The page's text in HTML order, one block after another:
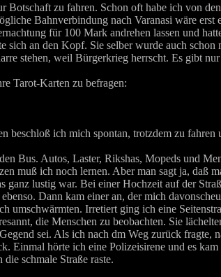
zu fahren. Schon oft habe ich von
Bahnverbindung nach Varanasi wäre
für 100 Mark andrehen lassen und
an den Kopf. Sie selber wurde auch
stehen, weil Bürgerkrieg herrscht. Es gibt
Tarot-Karten zu befragen:
beschloß ich mich spontan, trotzdem zu
Bus. Autos, Laster, Rikshas, Mopeds und
muß ich noch lernen. Aber man sagt ja, daß
lustig war. Bei einer Hochzeit auf der
Dann kam einer an, der mich
umschwärmten. Irretiert ging ich eine
die Menschen zu beobachten. Sie
sei. Als ich nach dm Weg zurück fragte,
Einmal hörte ich eine Polizeisirene und es
schmale Straße raste.